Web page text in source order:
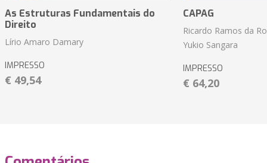
As Estruturas Fundamentais do
Direito
Lírio Amaro Damary
IMPRESSO
€ 49,54
CAPAG
Ricardo Ramos da
Yukio Sangara
IMPRESSO
€ 64,20